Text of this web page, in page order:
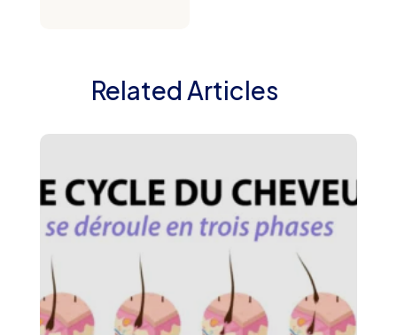
Related Articles